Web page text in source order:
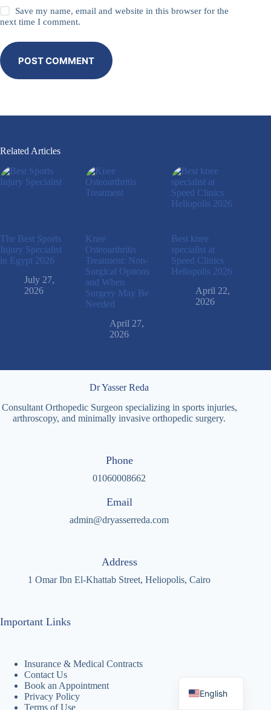
Save my name, email and website in this browser for the
next time I comment.
POST COMMENT
Related Articles
The Best Sports
Injury Specialist
in Egypt 2026
July 27,
2026
Knee
Osteoarthritis
Treatment: Non-
Surgical Options
and When
Surgery May Be
Needed
April 27,
2026
Best knee
specialist at
Speed ​​Clinics
Heliopolis 2026
April 22,
2026
Dr Yasser Reda
Consultant Orthopedic Surgeon specializing in sports injuries,
arthroscopy, and minimally invasive orthopedic surgery.
Phone
01060008662
Email
admin@dryasserreda.com
Address
1 Omar Ibn El-Khattab Street, Heliopolis, Cairo
Important Links
Insurance & Medical Contracts
Contact Us
Book an Appointment
Privacy Policy
Terms of Use
English